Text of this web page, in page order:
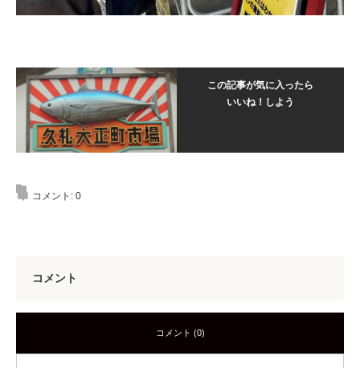
この記事が気に入ったら
いいね！しよう
コメント: 0
コメント
コメント (0)